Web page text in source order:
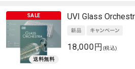
UVI Glass
18,000円 (税込)